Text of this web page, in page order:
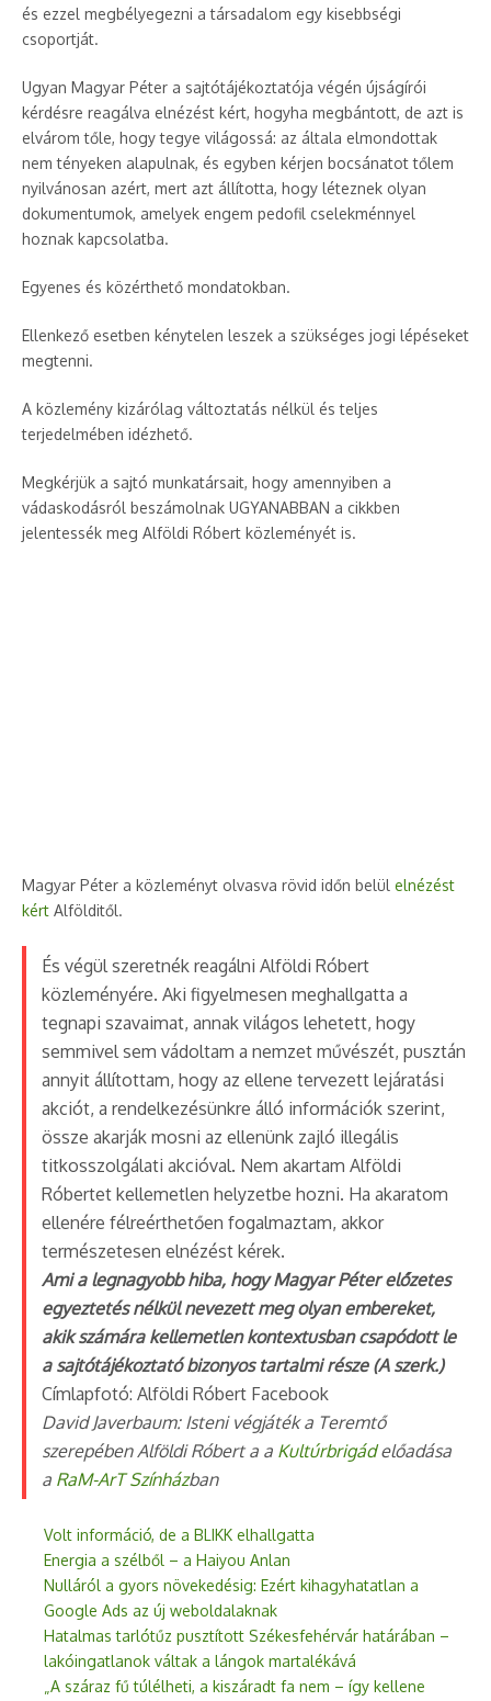
és ezzel megbélyegezni a társadalom egy kisebbségi
csoportját.
Ugyan Magyar Péter a sajtótájékoztatója végén újságírói
kérdésre reagálva elnézést kért, hogyha megbántott, de azt is
elvárom tőle, hogy tegye világossá: az általa elmondottak
nem tényeken alapulnak, és egyben kérjen bocsánatot tőlem
nyilvánosan azért, mert azt állította, hogy léteznek olyan
dokumentumok, amelyek engem pedofil cselekménnyel
hoznak kapcsolatba.
Egyenes és közérthető mondatokban.
Ellenkező esetben kénytelen leszek a szükséges jogi lépéseket
megtenni.
A közlemény kizárólag változtatás nélkül és teljes
terjedelmében idézhető.
Megkérjük a sajtó munkatársait, hogy amennyiben a
vádaskodásról beszámolnak UGYANABBAN a cikkben
jelentessék meg Alföldi Róbert közleményét is.
Magyar Péter a közleményt olvasva rövid időn belül elnézést
kért Alfölditől.
És végül szeretnék reagálni Alföldi Róbert
közleményére. Aki figyelmesen meghallgatta a
tegnapi szavaimat, annak világos lehetett, hogy
semmivel sem vádoltam a nemzet művészét, pusztán
annyit állítottam, hogy az ellene tervezett lejáratási
akciót, a rendelkezésünkre álló információk szerint,
össze akarják mosni az ellenünk zajló illegális
titkosszolgálati akcióval. Nem akartam Alföldi
Róbertet kellemetlen helyzetbe hozni. Ha akaratom
ellenére félreérthetően fogalmaztam, akkor
természetesen elnézést kérek.
Ami a legnagyobb hiba, hogy Magyar Péter előzetes
egyeztetés nélkül nevezett meg olyan embereket,
akik számára kellemetlen kontextusban csapódott le
a sajtótájékoztató bizonyos tartalmi része (A szerk.)
Címlapfotó: Alföldi Róbert Facebook
David Javerbaum: Isteni végjáték a Teremtő
szerepében Alföldi Róbert a a Kultúrbrigádelőadása
a RaM-ArT Színházban
Volt információ, de a BLIKK elhallgatta
Energia a szélből – a Haiyou Anlan
Nulláról a gyors növekedésig: Ezért kihagyhatatlan a
Google Ads az új weboldalaknak
Hatalmas tarlótűz pusztított Székesfehérvár határában –
lakóingatlanok váltak a lángok martalékává
„A száraz fű túlélheti, a kiszáradt fa nem – így kellene